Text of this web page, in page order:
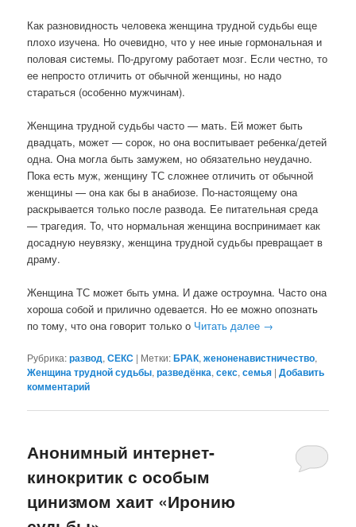
Как разновидность человека женщина трудной судьбы еще
плохо изучена. Но очевидно, что у нее иные гормональная и
половая системы. По-другому работает мозг. Если честно, то
ее непросто отличить от обычной женщины, но надо
стараться (особенно мужчинам).
Женщина трудной судьбы часто — мать. Ей может быть
двадцать, может — сорок, но она воспитывает ребенка/детей
одна. Она могла быть замужем, но обязательно неудачно.
Пока есть муж, женщину ТС сложнее отличить от обычной
женщины — она как бы в анабиозе. По-настоящему она
раскрывается только после развода. Ее питательная среда
— трагедия. То, что нормальная женщина воспринимает как
досадную неувязку, женщина трудной судьбы превращает в
драму.
Женщина ТС может быть умна. И даже остроумна. Часто она
хороша собой и прилично одевается. Но ее можно опознать
по тому, что она говорит только о Читать далее →
Рубрика:развод,СЕКС | Метки:БРАК,женоненавистничество,
Женщина трудной судьбы,разведёнка,секс,семья |Добавить
комментарий
Анонимный интернет-
кинокритик с особым
цинизмом хаит «Иронию